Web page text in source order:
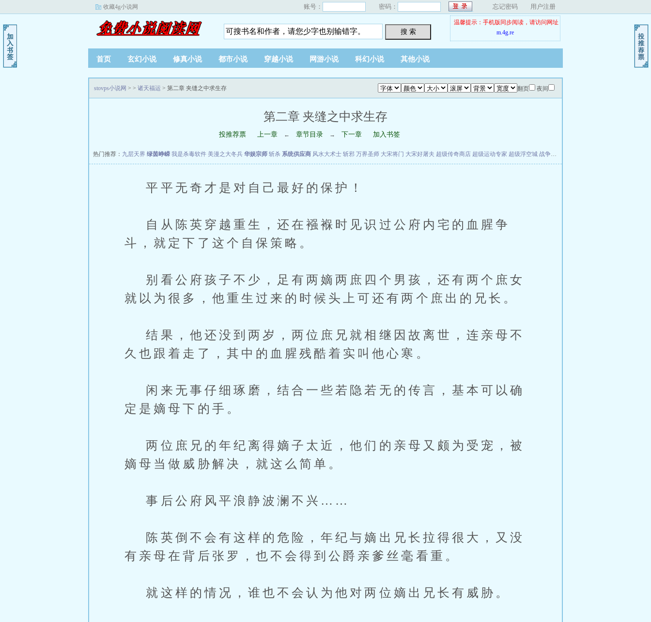
收藏4g小说网 账号： 密码： 忘记密码 用户注册
搜 索
温馨提示：手机版同步阅读，请访问网址
m.4g.re
首页 玄幻小说 修真小说 都市小说 穿越小说 网游小说 科幻小说 其他小说
翻页 夜间
stovps小说网 > > 诸天福运 > 第二章 夹缝之中求生存
第二章 夹缝之中求生存
投推荐票 上一章 ← 章节目录 → 下一章 加入书签
热门推荐： 九层天界 绿茵峥嵘 我是杀毒软件 美漫之大冬兵 华娱宗师 斩杀 系统供应商 风水大术士 斩邪 万界圣师 大宋将门 大宋好屠夫 超级传奇商店 超级运动专家 超级浮空城 战争天堂
平平无奇才是对自己最好的保护！
自从陈英穿越重生，还在襁褓时见识过公府内宅的血腥争
斗，就定下了这个自保策略。
别看公府孩子不少，足有两嫡两庶四个男孩，还有两个庶女
就以为很多，他重生过来的时候头上可还有两个庶出的兄长。
结果，他还没到两岁，两位庶兄就相继因故离世，连亲母不
久也跟着走了，其中的血腥残酷着实叫他心寒。
闲来无事仔细琢磨，结合一些若隐若无的传言，基本可以确
定是嫡母下的手。
两位庶兄的年纪离得嫡子太近，他们的亲母又颇为受宠，被
嫡母当做威胁解决，就这么简单。
事后公府风平浪静波澜不兴……
陈英倒不会有这样的危险，年纪与嫡出兄长拉得很大，又没
有亲母在背后张罗，也不会得到公爵亲爹丝毫看重。
就这样的情况，谁也不会认为他对两位嫡出兄长有威胁。